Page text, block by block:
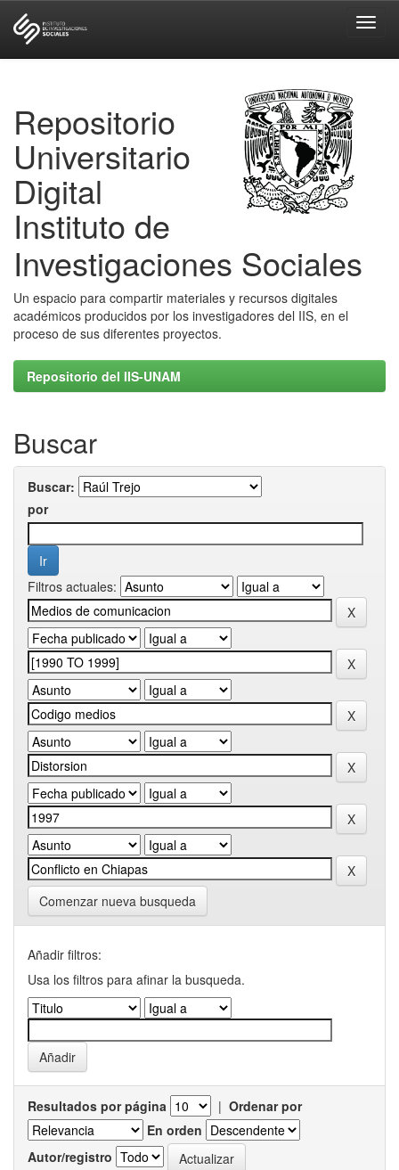
Repositorio
Universitario
Digital
Instituto de
Investigaciones Sociales
Un espacio para compartir materiales y recursos digitales
académicos producidos por los investigadores del IIS, en el
proceso de sus diferentes proyectos.
Repositorio del IIS-UNAM
Buscar
Buscar:
por
Filtros actuales:
Comenzar nueva busqueda
Añadir filtros:
Usa los filtros para afinar la busqueda.
Resultados por página | Ordenar por
En orden
Autor/registro